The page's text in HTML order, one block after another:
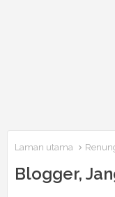
Laman utama
Blogger,